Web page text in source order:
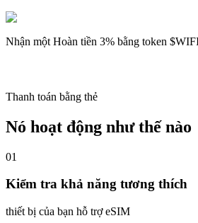
Nhận một Hoàn tiền 3% bằng token
Thanh toán bằng thẻ
Nó hoạt động như thế nào
01
Kiểm tra khả năng tương thích
thiết bị của bạn hỗ trợ eSIM